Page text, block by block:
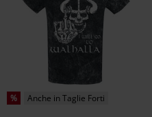
% Anche in Taglie Forti